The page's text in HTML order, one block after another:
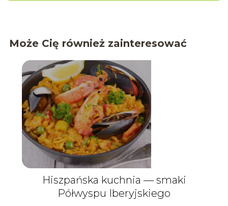
Może Cię również zainteresować
Hiszpańska kuchnia — smaki
Półwyspu Iberyjskiego